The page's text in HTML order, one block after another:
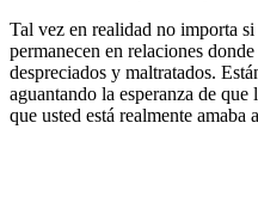
Tal vez en realidad no importa
permanecen en relaciones
despreciados y maltratados.
aguantando la esperanza de
que usted está realmente amaba